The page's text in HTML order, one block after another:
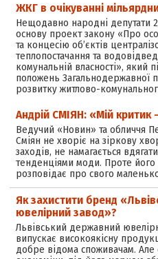
ЖКГ в очікуванні
Нещодавно народні депутати
основу проект закону «Про
та концесію об’єктів
теплопостачання та
комунальній власності», який
положень
розвитку житлово-
Андрій СМІЯН: «Мій
Ведучий «Новин» та обличчя
Сміян не хворіє на зіркову
заходів, не намагається
тенденціями моди. Проте його
розповідає про свого
Як захистити бренд
ювелірний завод»?
Львівський державний
випускає високоякісну
добре відома споживачам. Але